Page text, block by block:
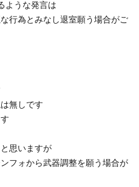
ような発言は
行為とみなし退室願う場合がご
無しです
思いますが
フォから武器調整を願う場合が